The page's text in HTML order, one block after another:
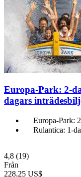
Europa-Park: 2-
dagars
Europa-Park:
Rulantica: 1-
4,8 (19)
Från
228,25 US$